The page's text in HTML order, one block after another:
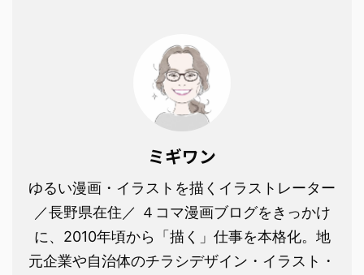
ミギワン
ゆるい漫画・イラストを描くイラストレーター
／長野県在住／ ４コマ漫画ブログをきっかけ
に、2010年頃から「描く」仕事を本格化。地
元企業や自治体のチラシデザイン・イラスト・